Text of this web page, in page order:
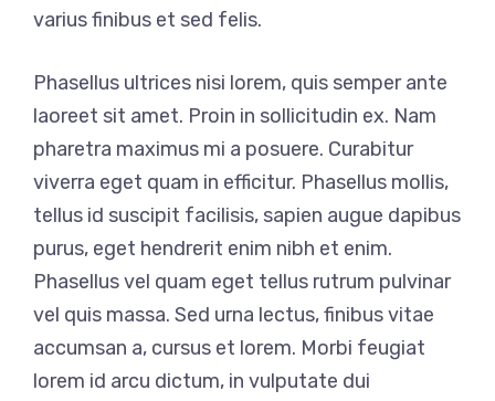
varius finibus et sed felis.
Phasellus ultrices nisi lorem, quis semper ante
laoreet sit amet. Proin in sollicitudin ex. Nam
pharetra maximus mi a posuere. Curabitur
viverra eget quam in efficitur. Phasellus mollis,
tellus id suscipit facilisis, sapien augue dapibus
purus, eget hendrerit enim nibh et enim.
Phasellus vel quam eget tellus rutrum pulvinar
vel quis massa. Sed urna lectus, finibus vitae
accumsan a, cursus et lorem. Morbi feugiat
lorem id arcu dictum, in vulputate dui